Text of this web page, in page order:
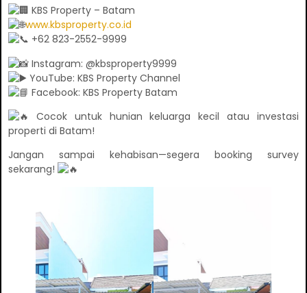
KBS Property – Batam
www.kbsproperty.co.id
+62 823-2552-9999
Instagram: @kbsproperty9999
YouTube: KBS Property Channel
Facebook: KBS Property Batam
Cocok untuk hunian keluarga kecil atau investasi
properti di Batam!
Jangan sampai kehabisan—segera booking survey
sekarang!